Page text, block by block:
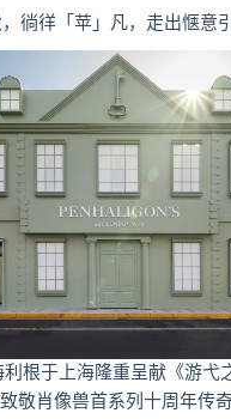
徜徉「苹」凡，走出惬意
利根于上海隆重呈献《游弋
敬肖像兽首系列十周年传